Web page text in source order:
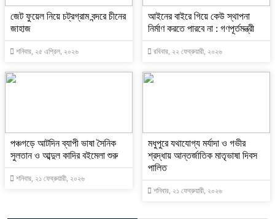
জেট ফুয়েল নিয়ে চট্রগ্রাম বন্দরে চীনের
জাহাজ
শনিবার, ২৫ এপ্রিল, ২০২৬
আইনের বাইরে গিয়ে কেউ স্থাপনা
নির্মাণ করতে পারবে না : গণপূর্তমন্ত্রী
রবিবার, ২২ ফেব্রুয়ারী, ২০২৬
পঞ্চগড়ে আটদিন ব্যাপী ভাষা সৈনিক
সুলতান ও আব্দুল কাদির বইমেলা শুরু
শনিবার, ২১ ফেব্রুয়ারী, ২০২৬
মধুপুরে যথাযোগ্য মর্যাদা ও গভীর
শ্রদ্ধায় আন্তর্জাতিক মাতৃভাষা দিবস
পালিত
শনিবার, ২১ ফেব্রুয়ারী, ২০২৬